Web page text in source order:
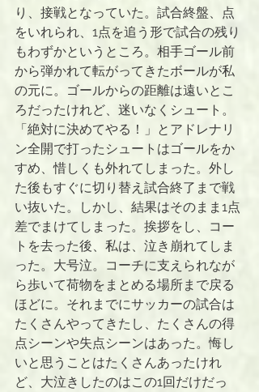
り、接戦となっていた。試合終盤、点
をいれられ、1点を追う形で試合の残り
もわずかというところ。相手ゴール前
から弾かれて転がってきたボールが私
の元に。ゴールからの距離は遠いとこ
ろだったけれど、迷いなくシュート。
「絶対に決めてやる！」とアドレナリ
ン全開で打ったシュートはゴールをか
すめ、惜しくも外れてしまった。外し
た後もすぐに切り替え試合終了まで戦
い抜いた。しかし、結果はそのまま1点
差でまけてしまった。挨拶をし、コー
トを去った後、私は、泣き崩れてしま
った。大号泣。コーチに支えられなが
ら歩いて荷物をまとめる場所まで戻る
ほどに。それまでにサッカーの試合は
たくさんやってきたし、たくさんの得
点シーンや失点シーンはあった。悔し
いと思うことはたくさんあったけれ
ど、大泣きしたのはこの1回だけだっ